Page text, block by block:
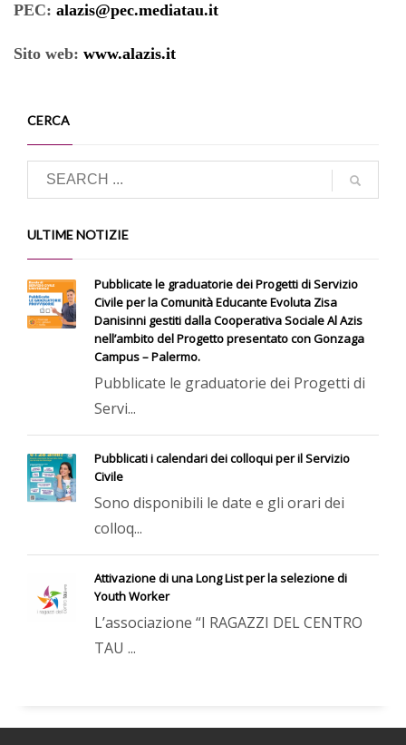
PEC: alazis@pec.mediatau.it
Sito web: www.alazis.it
CERCA
ULTIME NOTIZIE
Pubblicate le graduatorie dei Progetti di Servizio
Civile per la Comunità Educante Evoluta Zisa
Danisinni gestiti dalla Cooperativa Sociale Al Azis
nell’ambito del Progetto presentato con Gonzaga
Campus – Palermo.
Pubblicate le graduatorie dei Progetti di
Servi...
Pubblicati i calendari dei colloqui per il Servizio
Civile
Sono disponibili le date e gli orari dei
colloq...
Attivazione di una Long List per la selezione di
Youth Worker
L’associazione “I RAGAZZI DEL CENTRO
TAU ...